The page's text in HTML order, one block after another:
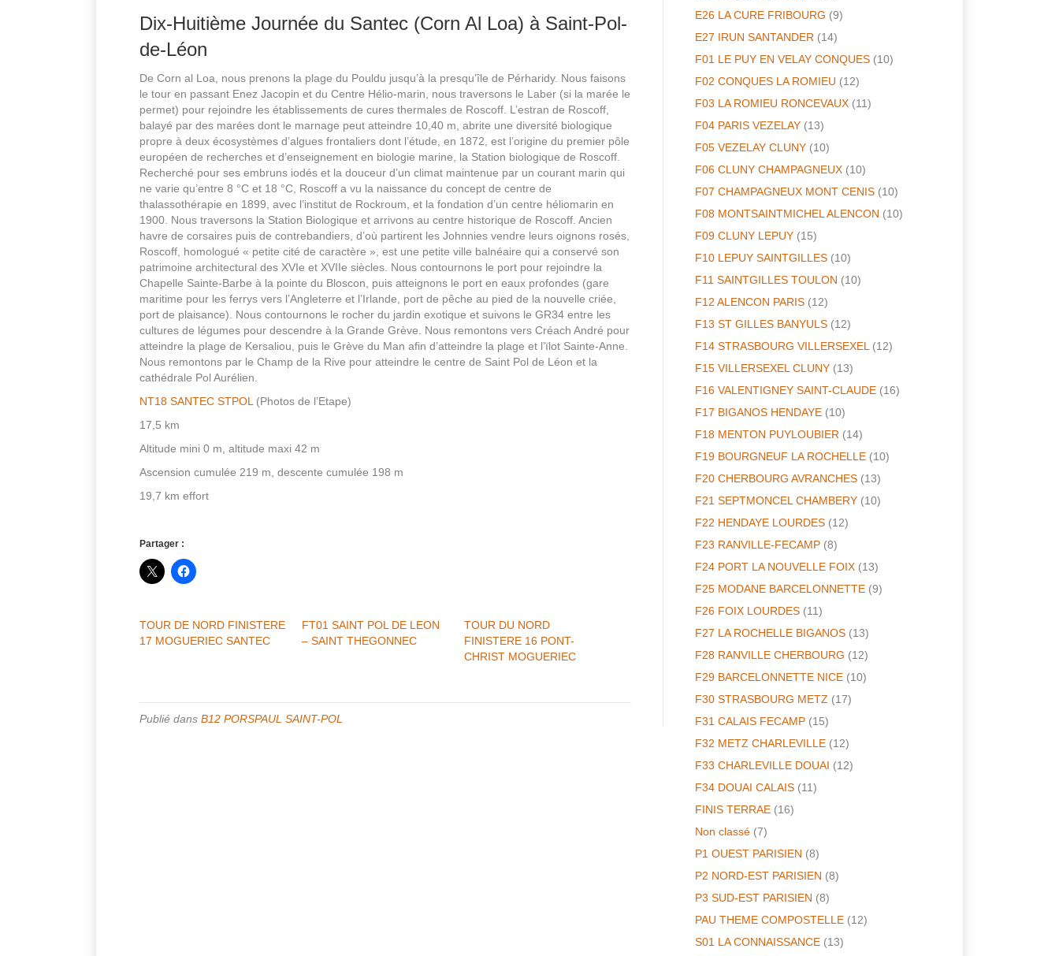
Dix-Huitième Journée du Santec (Corn Al Loa) à Saint-Pol-
de-Léon
De Corn al Loa, nous prenons la plage du Pouldu jusqu’à la presqu’île de Pérharidy. Nous faisons
le tour en passant Enez Jacopin et du Centre Hélio-marin, nous traversons le Laber (si la marée le
permet) pour rejoindre les établissements de cures thermales de Roscoff. L’estran de Roscoff,
balayé par des marées dont le marnage peut atteindre 10,40 m, abrite une diversité biologique
propre à deux écosystèmes d’algues frontaliers dont l’étude, en 1872, est l’origine du premier pôle
européen de recherches et d’enseignement en biologie marine, la Station biologique de Roscoff.
Recherché pour ses embruns iodés et la douceur d’un climat maintenue par un courant marin qui
ne varie qu’entre 8 °C et 18 °C, Roscoff a vu la naissance du concept de centre de
thalassothérapie en 1899, avec l’institut de Rockroum, et la fondation d’un centre héliomarin en
1900. Nous traversons la Station Biologique et arrivons au centre historique de Roscoff. Ancien
havre de corsaires puis de contrebandiers, d’où partirent les Johnnies vendre leurs oignons rosés,
Roscoff, homologué « petite cité de caractère », est une petite ville balnéaire qui a conservé son
patrimoine architectural des XVIe et XVIIe siècles. Nous contournons le port pour rejoindre la
Chapelle Sainte-Barbe à la pointe du Bloscon, puis atteignons le port en eaux profondes (gare
maritime pour les ferrys vers l’Angleterre et l’Irlande, port de pêche au pied de la nouvelle criée,
port de plaisance). Nous contournons le rocher du jardin exotique et suivons le GR34 entre les
cultures de légumes pour descendre à la Grande Grève. Nous remontons vers Créach André pour
atteindre la plage de Kersaliou, puis le Grève du Man afin d’atteindre la plage et l’ïlot Sainte-Anne.
Nous remontons par le Champ de la Rive pour atteindre le centre de Saint Pol de Léon et la
cathédrale Pol Aurélien.
NT18 SANTEC STPOL (Photos de l’Etape)
17,5 km
Altitude mini 0 m, altitude maxi 42 m
Ascension cumulée 219 m, descente cumulée 198 m
19,7 km effort
Partager :
TOUR DE NORD FINISTERE
17 MOGUERIEC SANTEC
FT01 SAINT POL DE LEON
– SAINT THEGONNEC
TOUR DU NORD
FINISTERE 16 PONT-
CHRIST MOGUERIEC
Publié dans B12 PORSPAUL SAINT-POL
E26 LA CURE FRIBOURG (9)
E27 IRUN SANTANDER (14)
F01 LE PUY EN VELAY CONQUES (10)
F02 CONQUES LA ROMIEU (12)
F03 LA ROMIEU RONCEVAUX (11)
F04 PARIS VEZELAY (13)
F05 VEZELAY CLUNY (10)
F06 CLUNY CHAMPAGNEUX (10)
F07 CHAMPAGNEUX MONT CENIS (10)
F08 MONTSAINTMICHEL ALENCON (10)
F09 CLUNY LEPUY (15)
F10 LEPUY SAINTGILLES (10)
F11 SAINTGILLES TOULON (10)
F12 ALENCON PARIS (12)
F13 ST GILLES BANYULS (12)
F14 STRASBOURG VILLERSEXEL (12)
F15 VILLERSEXEL CLUNY (13)
F16 VALENTIGNEY SAINT-CLAUDE (16)
F17 BIGANOS HENDAYE (10)
F18 MENTON PUYLOUBIER (14)
F19 BOURGNEUF LA ROCHELLE (10)
F20 CHERBOURG AVRANCHES (13)
F21 SEPTMONCEL CHAMBERY (10)
F22 HENDAYE LOURDES (12)
F23 RANVILLE-FECAMP (8)
F24 PORT LA NOUVELLE FOIX (13)
F25 MODANE BARCELONNETTE (9)
F26 FOIX LOURDES (11)
F27 LA ROCHELLE BIGANOS (13)
F28 RANVILLE CHERBOURG (12)
F29 BARCELONNETTE NICE (10)
F30 STRASBOURG METZ (17)
F31 CALAIS FECAMP (15)
F32 METZ CHARLEVILLE (12)
F33 CHARLEVILLE DOUAI (12)
F34 DOUAI CALAIS (11)
FINIS TERRAE (16)
Non classé (7)
P1 OUEST PARISIEN (8)
P2 NORD-EST PARISIEN (8)
P3 SUD-EST PARISIEN (8)
PAU THEME COMPOSTELLE (12)
S01 LA CONNAISSANCE (13)